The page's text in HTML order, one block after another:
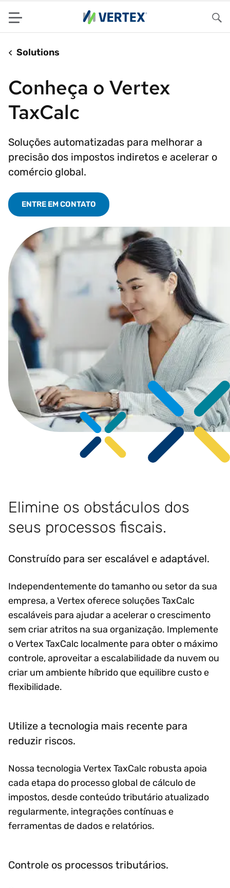
Menu
Solutions
Conheça o Vertex
TaxCalc
Soluções automatizadas para melhorar a
precisão dos impostos indiretos e acelerar o
comércio global.
ENTRE EM CONTATO
Elimine os obstáculos dos
seus processos fiscais.
Construído para ser escalável e adaptável.
Independentemente do tamanho ou setor da sua
empresa, a Vertex oferece soluções TaxCalc
escaláveis para ajudar a acelerar o crescimento
sem criar atritos na sua organização. Implemente
o Vertex TaxCalc localmente para obter o máximo
controle, aproveitar a escalabilidade da nuvem ou
criar um ambiente híbrido que equilibre custo e
flexibilidade.
Utilize a tecnologia mais recente para
reduzir riscos.
Nossa tecnologia Vertex TaxCalc robusta apoia
cada etapa do processo global de cálculo de
impostos, desde conteúdo tributário atualizado
regularmente, integrações contínuas e
ferramentas de dados e relatórios.
Controle os processos tributários.